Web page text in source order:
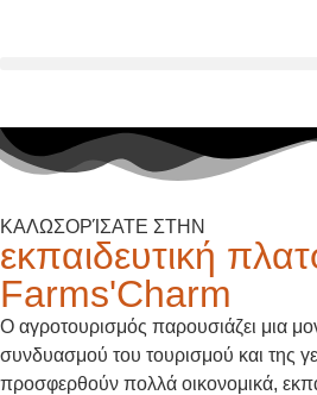
ΚΑΛΩΣΟΡΊΣΑΤΕ ΣΤΗΝ
εκπαιδευτική
Farms'Charm
Ο αγροτουρισμός παρουσιάζει μια
συνδυασμού του τουρισμού και της
προσφερθούν πολλά οικονομικά,